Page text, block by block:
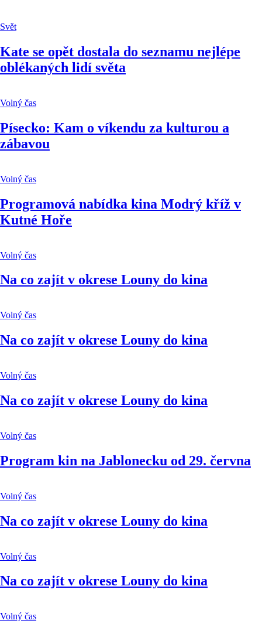
Svět
Kate se opět dostala do seznamu nejlépe
oblékaných lidí světa
Volný čas
Písecko: Kam o víkendu za kulturou a
zábavou
Volný čas
Programová nabídka kina Modrý kříž v
Kutné Hoře
Volný čas
Na co zajít v okrese Louny do kina
Volný čas
Na co zajít v okrese Louny do kina
Volný čas
Na co zajít v okrese Louny do kina
Volný čas
Program kin na Jablonecku od 29. června
Volný čas
Na co zajít v okrese Louny do kina
Volný čas
Na co zajít v okrese Louny do kina
Volný čas